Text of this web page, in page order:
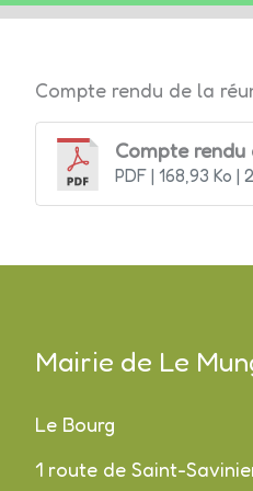
Compte rendu de la
Compte rendu
PDF| 168,93 Ko |
Mairie de Le
Le Bourg
1 route de Saint-